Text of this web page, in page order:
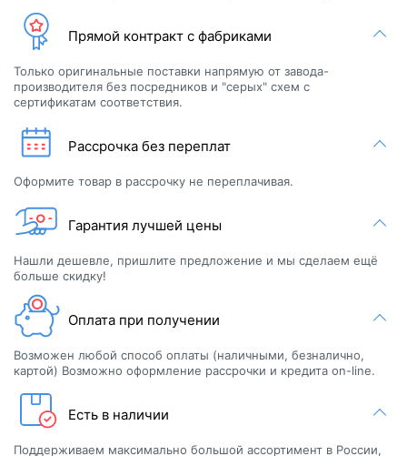
Прямой контракт с фабриками
Только оригинальные поставки напрямую от завода-
производителя без посредников и "серых" схем с
сертификатам соответствия.
Рассрочка без переплат
Оформите товар в рассрочку не переплачивая.
Гарантия лучшей цены
Нашли дешевле, пришлите предложение и мы сделаем ещё
больше скидку!
Оплата при получении
Возможен любой способ оплаты (наличными, безналично,
картой) Возможно оформление рассрочки и кредита on-line.
Есть в наличии
Поддерживаем максимально большой ассортимент в России,